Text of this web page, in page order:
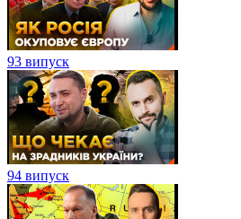
93 випуск
94 випуск